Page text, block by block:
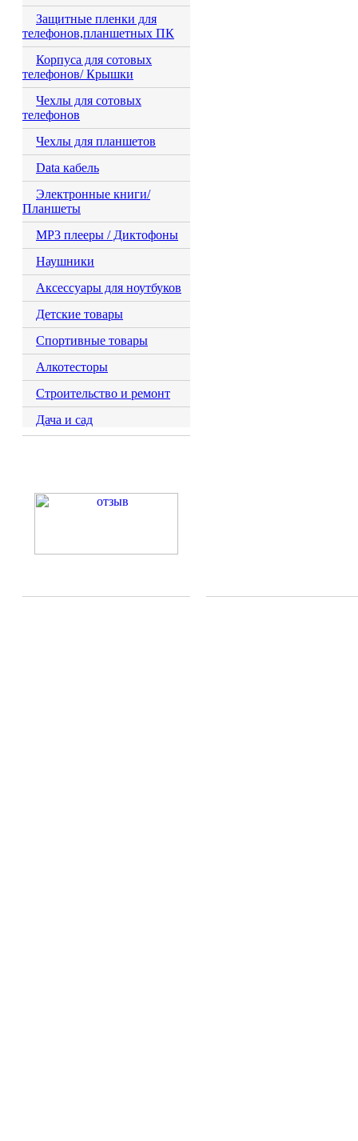
Защитные пленки для
телефонов,планшетных ПК
Корпуса для сотовых
телефонов/ Крышки
Чехлы для сотовых
телефонов
Чехлы для планшетов
Data кабель
Электронные книги/
Планшеты
MP3 плееры / Диктофоны
Наушники
Аксессуары для ноутбуков
Детские товары
Спортивные товары
Алкотесторы
Строительство и ремонт
Дача и сад